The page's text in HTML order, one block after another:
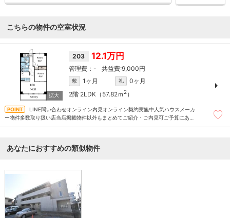
こちらの物件の空室状況
203 12.1万円
- 9,000円
敷 1ヶ月 礼
0ヶ月
2階 2LDK（57.82ｍ 2）
LINE問い合わせオンライン内見オンライン契約実施中人気ハウスメーカ
ー物件多数取り扱い店当店掲載物件以外もまとめてご紹介・ご内見可ご予算にあっ
あなたにおすすめの類似物件